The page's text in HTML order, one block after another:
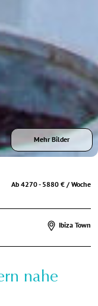
Mehr Bilder
Ibiza Town
Ab 4270 - 5880 € / Woche
nahe